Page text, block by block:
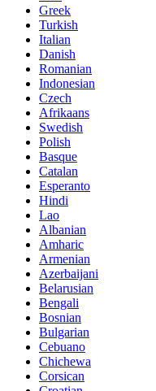
Greek
Turkish
Italian
Danish
Romanian
Indonesian
Czech
Afrikaans
Swedish
Polish
Basque
Catalan
Esperanto
Hindi
Lao
Albanian
Amharic
Armenian
Azerbaijani
Belarusian
Bengali
Bosnian
Bulgarian
Cebuano
Chichewa
Corsican